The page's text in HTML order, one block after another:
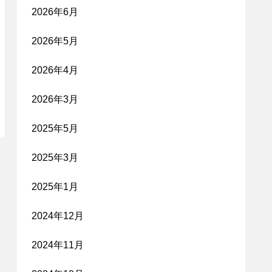
2026年6月
2026年5月
2026年4月
2026年3月
2025年5月
2025年3月
2025年1月
2024年12月
2024年11月